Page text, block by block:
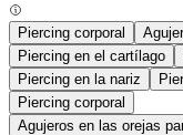
Piercing corporal
Piercing en el cartílago
Piercing en la nariz
Piercing corporal
Agujeros en las orejas